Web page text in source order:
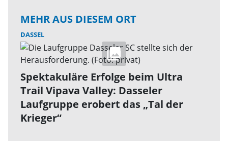
MEHR AUS DIESEM ORT
DASSEL
Spektakuläre Erfolge beim Ultra
Trail Vipava Valley: Dasseler
Laufgruppe erobert das „Tal der
Krieger“